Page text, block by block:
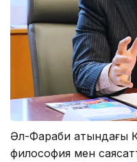
Әл-Фараби атындағы
философия мен